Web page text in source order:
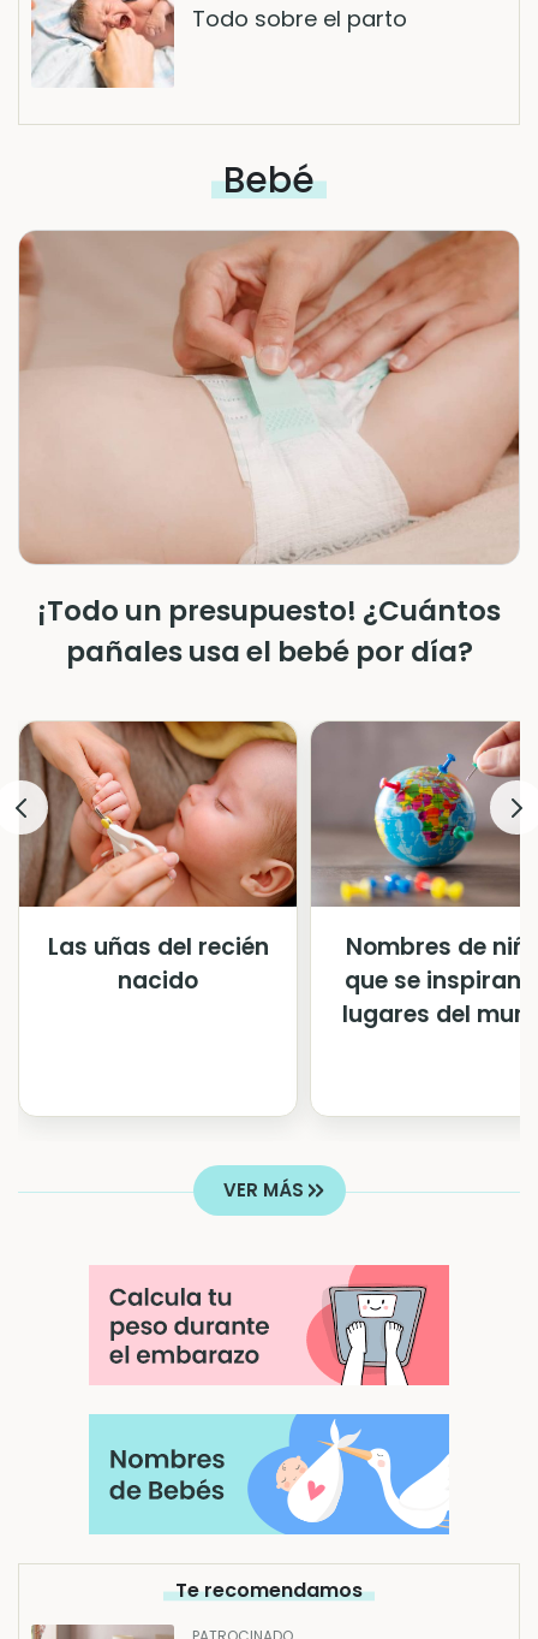
Todo sobre el parto
Bebé
¡Todo un presupuesto! ¿Cuántos
pañales usa el bebé por día?
Las uñas del recién
nacido
Nombres de
que se inspiran
lugares del
VER MÁS
Te recomendamos